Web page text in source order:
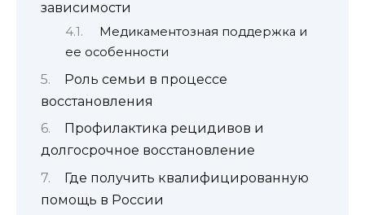
зависимости
Медикаментозная поддержка и
ее особенности
Роль семьи в процессе
восстановления
Профилактика рецидивов и
долгосрочное восстановление
Где получить квалифицированную
помощь в России